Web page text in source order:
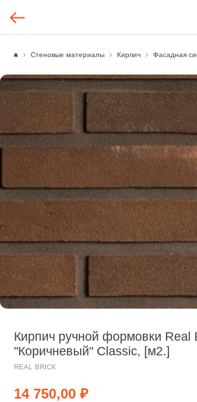
Стеновые материалы Кирпич Фасадная
Кирпич ручной формовки Real
"Коричневый" Classic, [м2.]
REAL BRICK
14 750,00 ₽